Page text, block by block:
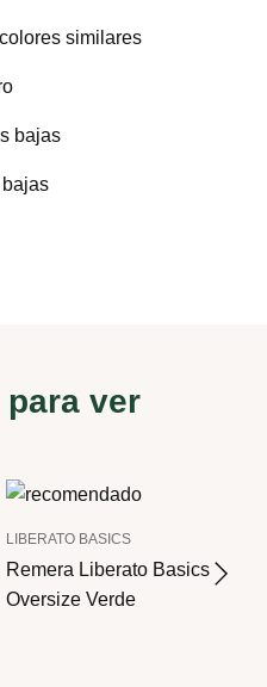
similares
bajas
para ver
LIBERATO BASICS
Remera Liberato Basics
Oversize Verde